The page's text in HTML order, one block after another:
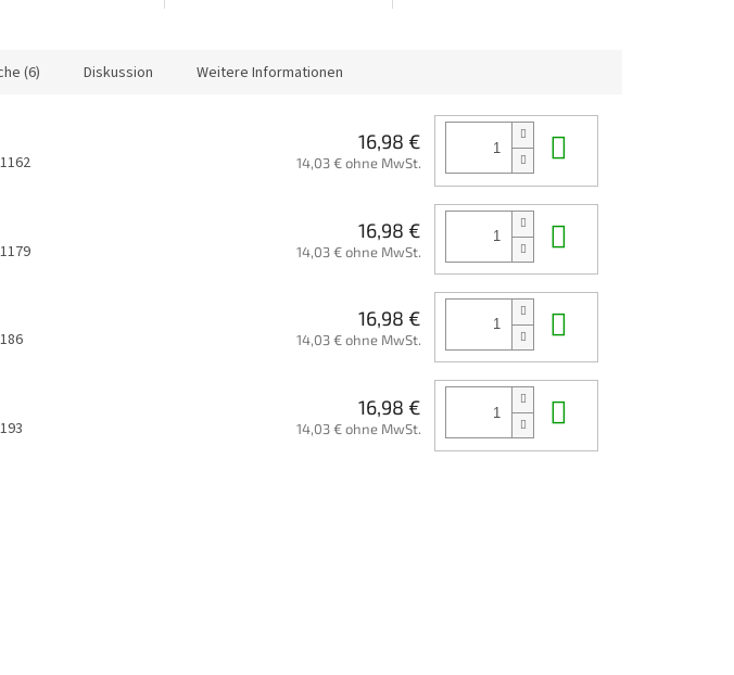
(6) Diskussion Weitere Informationen
16,98 €
14,03 € ohne MwSt.
16,98 €
14,03 € ohne MwSt.
16,98 €
14,03 € ohne MwSt.
16,98 €
14,03 € ohne MwSt.